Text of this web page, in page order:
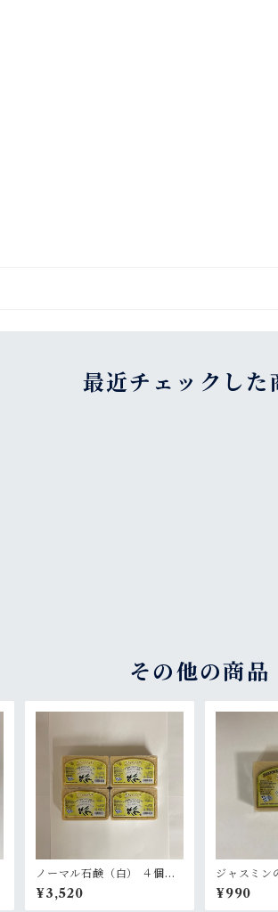
最近チェックした
その他の商品
ノーマル石鹸（白） ４個セ
ット
¥3,520
ジャスミン
g
¥990